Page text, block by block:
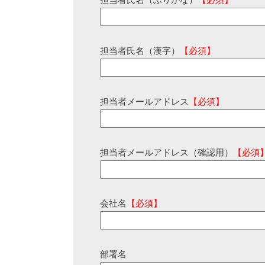
担当者氏名（漢字） 【必須】
担当者メールアドレス 【必須】
担当者メールアドレス（確認用） 【必須
会社名 【必須】
部署名